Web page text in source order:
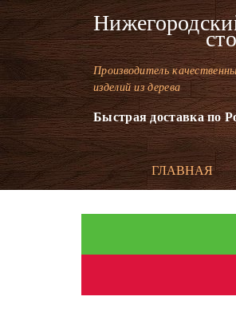
Производитель
изделий из дерева
Быстрая доставка по
ГЛАВНАЯ